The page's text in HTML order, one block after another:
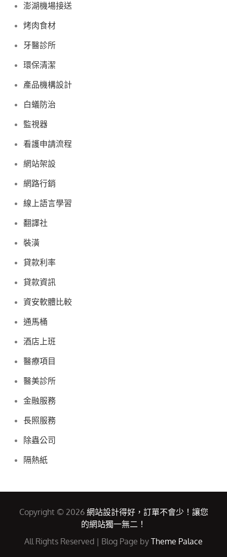
澎湖機場接送
烤肉食材
牙醫診所
環保清潔
產品機構設計
白蟻防治
監視器
看護申請流程
網站架設
網路行銷
線上語言學習
翻譯社
裝潢
貸款利率
貸款資訊
資安軟體比較
通馬桶
酒店上班
醫療項目
醫美診所
金融服務
長照服務
除蟲公司
隔熱紙
Copyright © 2026 網站設計得好，訂單不會少！讓您
的網站獨一無二！
All Rights Reserved | Blog Page by Theme Palace